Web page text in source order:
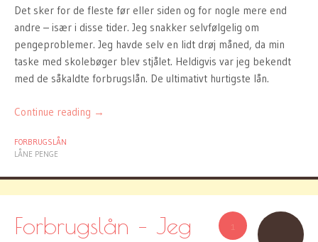
Det sker for de fleste før eller siden og for nogle mere end
andre – især i disse tider. Jeg snakker selvfølgelig om
pengeproblemer. Jeg havde selv en lidt drøj måned, da min
taske med skolebøger blev stjålet. Heldigvis var jeg bekendt
med de såkaldte forbrugslån. De ultimativt hurtigste lån.
Continue reading →
FORBRUGSLÅN
LÅNE PENGE
1
Forbrugslån – Jeg